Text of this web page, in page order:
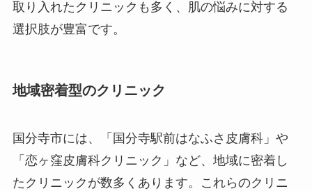
取り入れたクリニックも多く、肌の悩みに対する
選択肢が豊富です。
地域密着型のクリニック
国分寺市には、「国分寺駅前はなふさ皮膚科」や
「恋ヶ窪皮膚科クリニック」など、地域に密着し
たクリニックが数多くあります。これらのクリニ